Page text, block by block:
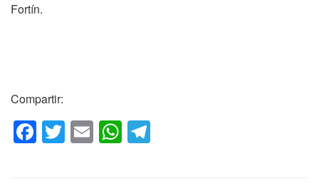
Fortín.
Compartir:
F
a
T
wi
E
m
W
h